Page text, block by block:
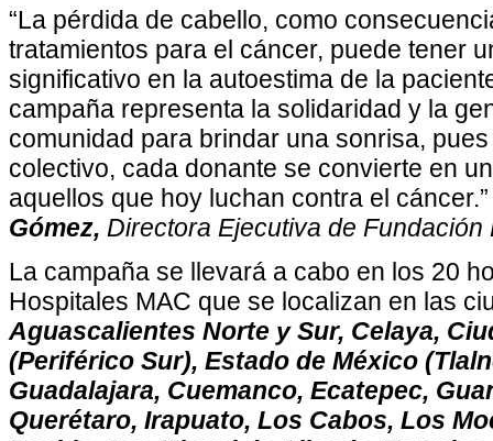
“La pérdida de cabello, como
tratamientos para el cáncer, puede tener
significativo en la autoestima de la
campaña representa la solidaridad y la
comunidad para brindar una sonrisa,
colectivo, cada donante se convierte en
aquellos que hoy luchan contra el
Gómez, Directora Ejecutiva de Fundación
La campaña se llevará a cabo en los 20
Hospitales MAC que se localizan en las
Aguascalientes Norte y Sur, Celaya,
(Periférico Sur), Estado de México
Guadalajara, Cuemanco, Ecatepec,
Querétaro, Irapuato, Los Cabos, Los